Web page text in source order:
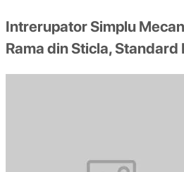
Intrerupator Simplu
Rama din Sticla, Standard